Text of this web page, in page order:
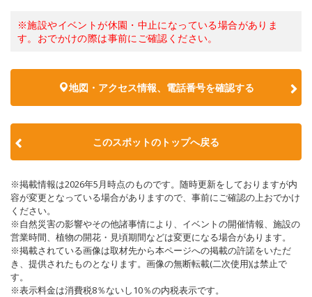
※施設やイベントが休園・中止になっている場合がありま
す。おでかけの際は事前にご確認ください。
地図・アクセス情報、電話番号を確認する
このスポットのトップへ戻る
※掲載情報は2026年5月時点のものです。随時更新をしておりますが内
容が変更となっている場合がありますので、事前にご確認の上おでかけ
ください。
※自然災害の影響やその他諸事情により、イベントの開催情報、施設の
営業時間、植物の開花・見頃期間などは変更になる場合があります。
※掲載されている画像は取材先から本ページへの掲載の許諾をいただ
き、提供されたものとなります。画像の無断転載(二次使用)は禁止で
す。
※表示料金は消費税8％ないし10％の内税表示です。